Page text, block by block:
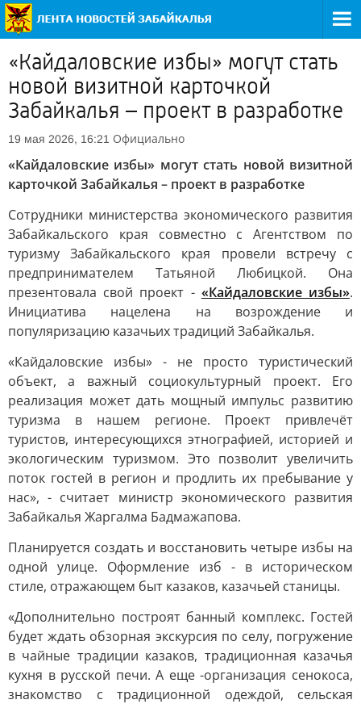
«Кайдаловские избы» могут стать
новой визитной карточкой
Забайкалья – проект в разработке
19 мая 2026, 16:21 Официально
«Кайдаловские избы» могут стать новой визитной
карточкой Забайкалья – проект в разработке
Сотрудники министерства экономического развития
Забайкальского края совместно с Агентством по
туризму Забайкальского края провели встречу с
предпринимателем Татьяной Любицкой. Она
презентовала свой проект - «Кайдаловские избы».
Инициатива нацелена на возрождение и
популяризацию казачьих традиций Забайкалья.
«Кайдаловские избы» - не просто туристический
объект, а важный социокультурный проект. Его
реализация может дать мощный импульс развитию
туризма в нашем регионе. Проект привлечёт
туристов, интересующихся этнографией, историей и
экологическим туризмом. Это позволит увеличить
поток гостей в регион и продлить их пребывание у
нас», - считает министр экономического развития
Забайкалья Жаргалма Бадмажапова.
Планируется создать и восстановить четыре избы на
одной улице. Оформление изб - в историческом
стиле, отражающем быт казаков, казачьей станицы.
«Дополнительно построят банный комплекс. Гостей
будет ждать обзорная экскурсия по селу, погружение
в чайные традиции казаков, традиционная казачья
кухня в русской печи. А еще -организация сенокоса,
знакомство с традиционной одеждой, сельская